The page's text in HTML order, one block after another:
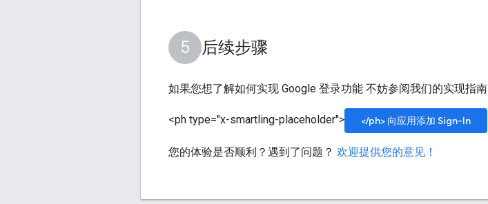
后续步骤
如果您想了解如何实现 Google 登录功能 不妨参阅我们的实现指南
<ph type="x-smartling-placeholder"> </ph> 向应用添加 Sign-In
您的体验是否顺利？遇到了问题？ 欢迎提供您的意见！